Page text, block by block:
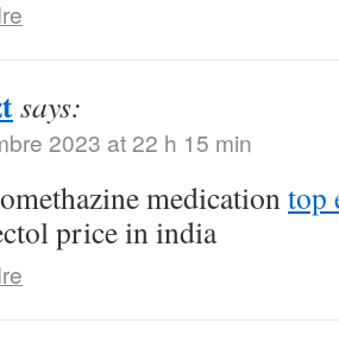
says:
2023 at 22 h 15 min
medicationtop
price in india